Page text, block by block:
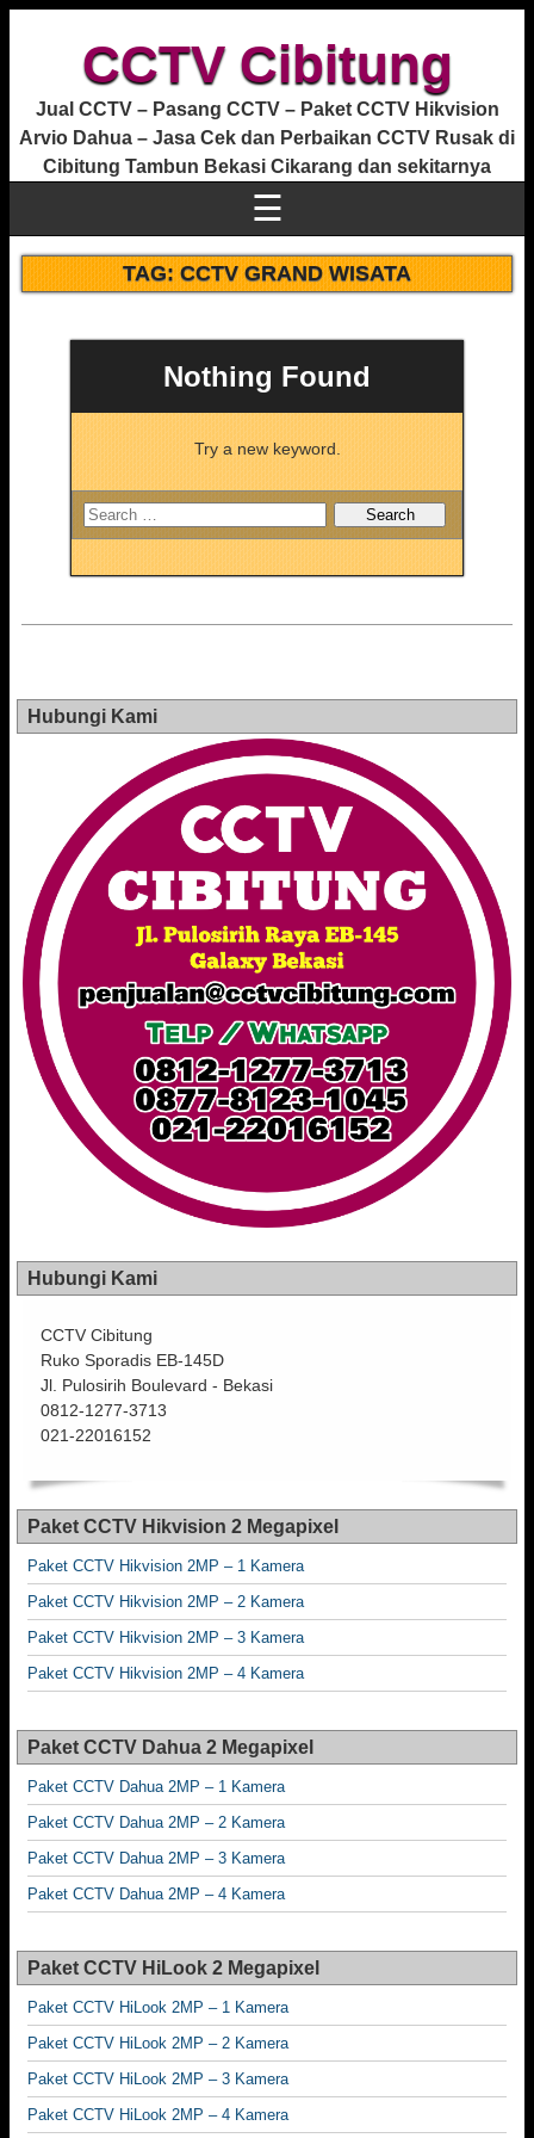
CCTV Cibitung
Jual CCTV – Pasang CCTV – Paket CCTV Hikvision
Arvio Dahua – Jasa Cek dan Perbaikan CCTV Rusak di
Cibitung Tambun Bekasi Cikarang dan sekitarnya
☰
TAG:CCTV GRAND WISATA
Nothing Found
Try a new keyword.
Hubungi Kami
Hubungi Kami
CCTV Cibitung
Ruko Sporadis EB-145D
Jl. Pulosirih Boulevard - Bekasi
0812-1277-3713
021-22016152
Paket CCTV Hikvision 2 Megapixel
Paket CCTV Hikvision 2MP – 1 Kamera
Paket CCTV Hikvision 2MP – 2 Kamera
Paket CCTV Hikvision 2MP – 3 Kamera
Paket CCTV Hikvision 2MP – 4 Kamera
Paket CCTV Dahua 2 Megapixel
Paket CCTV Dahua 2MP – 1 Kamera
Paket CCTV Dahua 2MP – 2 Kamera
Paket CCTV Dahua 2MP – 3 Kamera
Paket CCTV Dahua 2MP – 4 Kamera
Paket CCTV HiLook 2 Megapixel
Paket CCTV HiLook 2MP – 1 Kamera
Paket CCTV HiLook 2MP – 2 Kamera
Paket CCTV HiLook 2MP – 3 Kamera
Paket CCTV HiLook 2MP – 4 Kamera